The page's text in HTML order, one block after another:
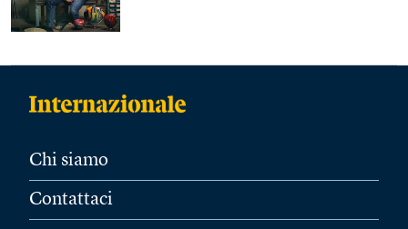
Chi siamo
Contattaci